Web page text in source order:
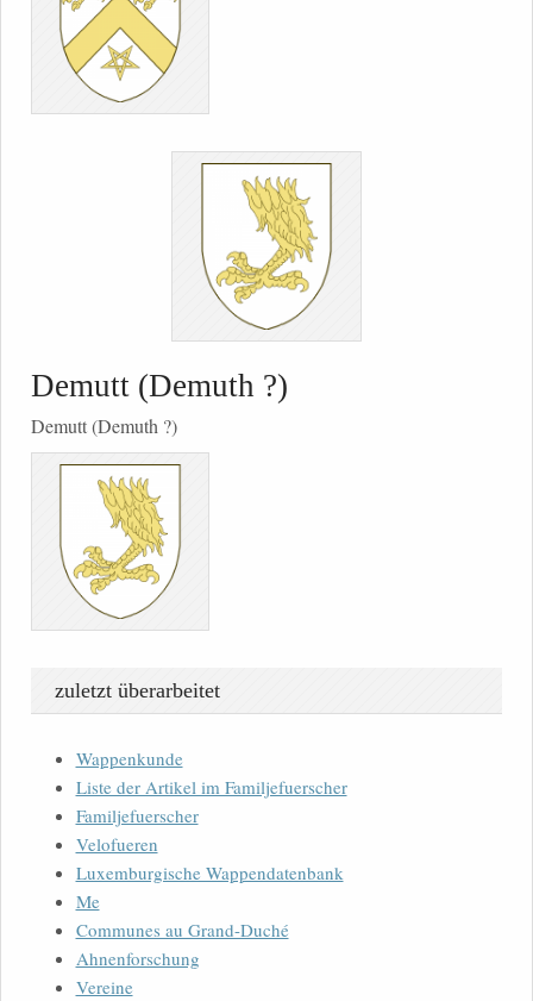
Demutt (Demuth ?)
Demutt (Demuth ?)
zuletzt überarbeitet
Wappenkunde
Liste der Artikel im Familjefuerscher
Familjefuerscher
Velofueren
Luxemburgische Wappendatenbank
Me
Communes au Grand-Duché
Ahnenforschung
Vereine